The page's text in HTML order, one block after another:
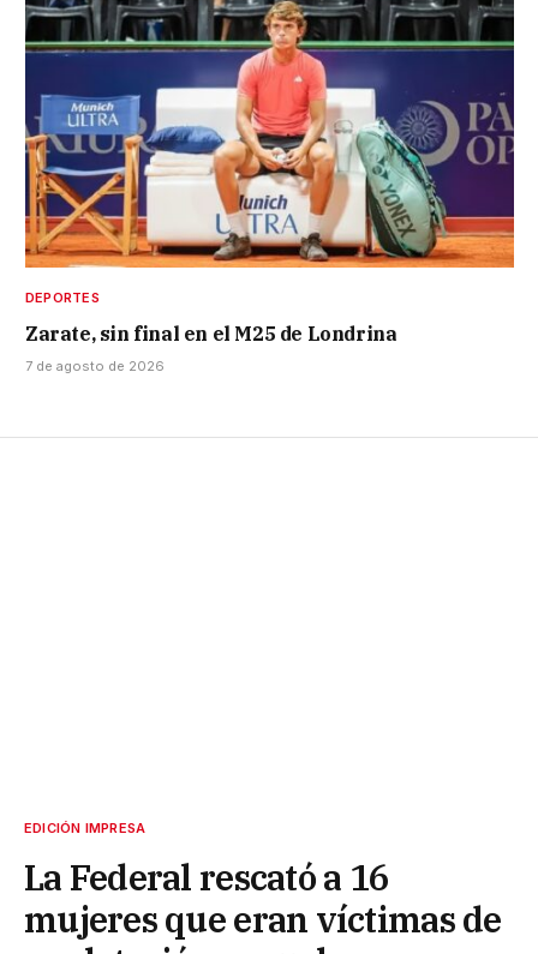
DEPORTES
Zarate, sin final en el M25 de Londrina
7 de agosto de 2026
EDICIÓN IMPRESA
La Federal rescató a 16
mujeres que eran víctimas de